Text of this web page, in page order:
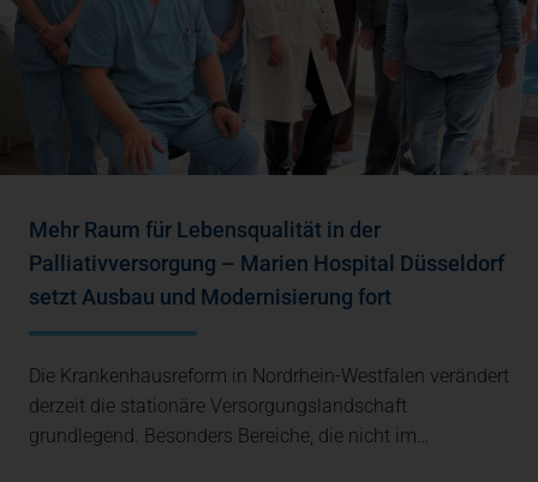
Mehr Raum für Lebensqualität in der
Palliativversorgung – Marien Hospital Düsseldorf
setzt Ausbau und Modernisierung fort
Die Krankenhausreform in Nordrhein-Westfalen verändert
derzeit die stationäre Versorgungslandschaft
grundlegend. Besonders Bereiche, die nicht im…